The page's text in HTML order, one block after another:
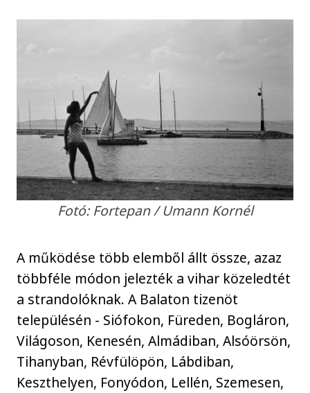
Fotó: Fortepan / Umann Kornél
A működése több elemből állt össze, azaz
többféle módon jelezték a vihar közeledtét
a strandolóknak. A Balaton tizenöt
településén - Siófokon, Füreden, Bogláron,
Világoson, Kenesén, Almádiban, Alsóörsön,
Tihanyban, Révfülöpön, Lábdiban,
Keszthelyen, Fonyódon, Lellén, Szemesen,